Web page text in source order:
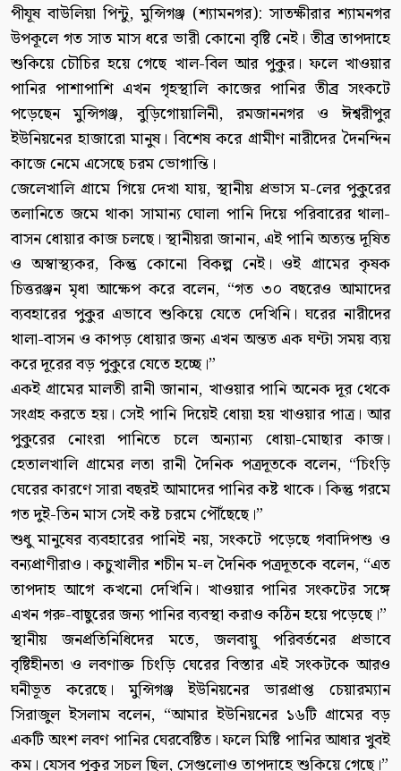
পীযূষ বাউলিয়া পিন্টু, মুন্সিগঞ্জ (শ্যামনগর): সাতক্ষীরার শ্যামনগর
উপকূলে গত সাত মাস ধরে ভারী কোনো বৃষ্টি নেই। তীব্র তাপদাহে
শুকিয়ে চৌচির হয়ে গেছে খাল-বিল আর পুকুর। ফলে খাওয়ার
পানির পাশাপাশি এখন গৃহস্থালি কাজের পানির তীব্র সংকটে
পড়েছেন মুন্সিগঞ্জ, বুড়িগোয়ালিনী, রমজাননগর ও ঈশ্বরীপুর
ইউনিয়নের হাজারো মানুষ। বিশেষ করে গ্রামীণ নারীদের দৈনন্দিন
কাজে নেমে এসেছে চরম ভোগান্তি।
জেলেখালি গ্রামে গিয়ে দেখা যায়, স্থানীয় প্রভাস ম-লের পুকুরের
তলানিতে জমে থাকা সামান্য ঘোলা পানি দিয়ে পরিবারের থালা-
বাসন ধোয়ার কাজ চলছে। স্থানীয়রা জানান, এই পানি অত্যন্ত দূষিত
ও অস্বাস্থ্যকর, কিন্তু কোনো বিকল্প নেই। ওই গ্রামের কৃষক
চিত্তরঞ্জন মৃধা আক্ষেপ করে বলেন, “গত ৩০ বছরেও আমাদের
ব্যবহারের পুকুর এভাবে শুকিয়ে যেতে দেখিনি। ঘরের নারীদের
থালা-বাসন ও কাপড় ধোয়ার জন্য এখন অন্তত এক ঘণ্টা সময় ব্যয়
করে দূরের বড় পুকুরে যেতে হচ্ছে।”
একই গ্রামের মালতী রানী জানান, খাওয়ার পানি অনেক দূর থেকে
সংগ্রহ করতে হয়। সেই পানি দিয়েই ধোয়া হয় খাওয়ার পাত্র। আর
পুকুরের নোংরা পানিতে চলে অন্যান্য ধোয়া-মোছার কাজ।
হেতালখালি গ্রামের লতা রানী দৈনিক পত্রদূতকে বলেন, “চিংড়ি
ঘেরের কারণে সারা বছরই আমাদের পানির কষ্ট থাকে। কিন্তু গরমে
গত দুই-তিন মাস সেই কষ্ট চরমে পৌঁছেছে।”
শুধু মানুষের ব্যবহারের পানিই নয়, সংকটে পড়েছে গবাদিপশু ও
বন্যপ্রাণীরাও। কচুখালীর শচীন ম-ল দৈনিক পত্রদূতকে বলেন, “এত
তাপদাহ আগে কখনো দেখিনি। খাওয়ার পানির সংকটের সঙ্গে
এখন গরু-বাছুরের জন্য পানির ব্যবস্থা করাও কঠিন হয়ে পড়েছে।”
স্থানীয় জনপ্রতিনিধিদের মতে, জলবায়ু পরিবর্তনের প্রভাবে
বৃষ্টিহীনতা ও লবণাক্ত চিংড়ি ঘেরের বিস্তার এই সংকটকে আরও
ঘনীভূত করেছে। মুন্সিগঞ্জ ইউনিয়নের ভারপ্রাপ্ত চেয়ারম্যান
সিরাজুল ইসলাম বলেন, “আমার ইউনিয়নের ১৬টি গ্রামের বড়
একটি অংশ লবণ পানির ঘেরবেষ্টিত। ফলে মিষ্টি পানির আধার খুবই
কম। যেসব পুকুর সচল ছিল, সেগুলোও তাপদাহে শুকিয়ে গেছে।”